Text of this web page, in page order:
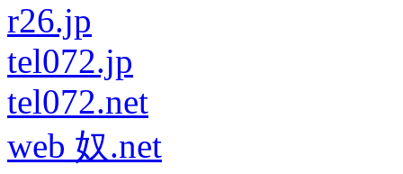
r26.jp
tel072.jp
tel072.net
web 奴.net